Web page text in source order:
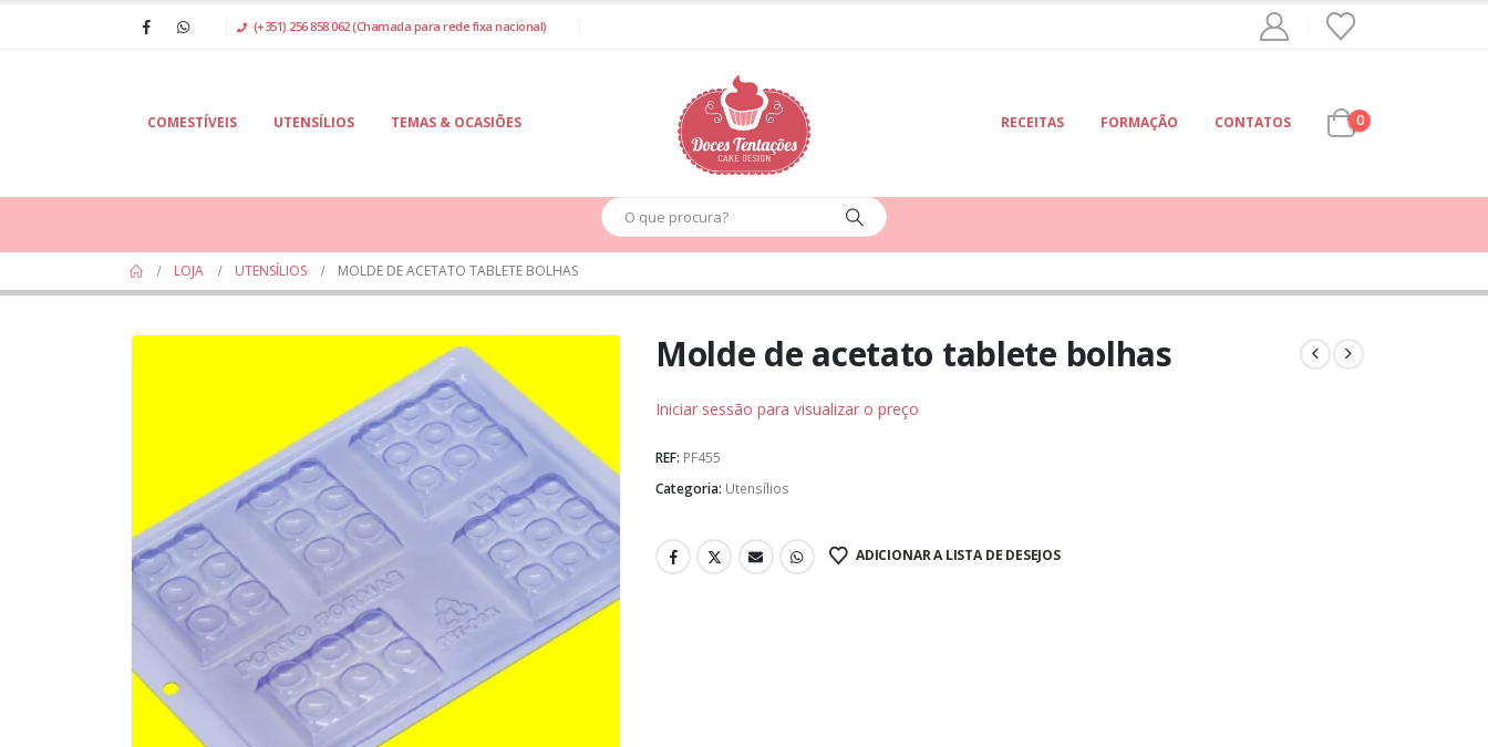
(+351) 256 858 062 (Chamada para rede fixa nacional)
COMESTÍVEIS UTENSÍLIOS TEMAS & OCASIÕES RECEITAS FORMAÇÃO CONTATOS 0
LOJA UTENSÍLIOS MOLDE DE ACETATO TABLETE BOLHAS
Molde de acetato tablete bolhas
Iniciar sessão para visualizar o preço
REF: PF455
Categoria: Utensílios
ADICIONAR A LISTA DE DESEJOS